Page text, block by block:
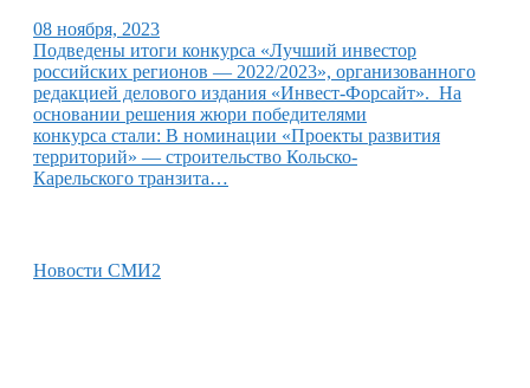
08 ноября, 2023
Подведены итоги конкурса «Лучший инвестор
российских регионов — 2022/2023», организованного
редакцией делового издания «Инвест-Форсайт». На
основании решения жюри победителями
конкурса стали: В номинации «Проекты развития
территорий» — строительство Кольско-
Карельского транзита…
Новости СМИ2